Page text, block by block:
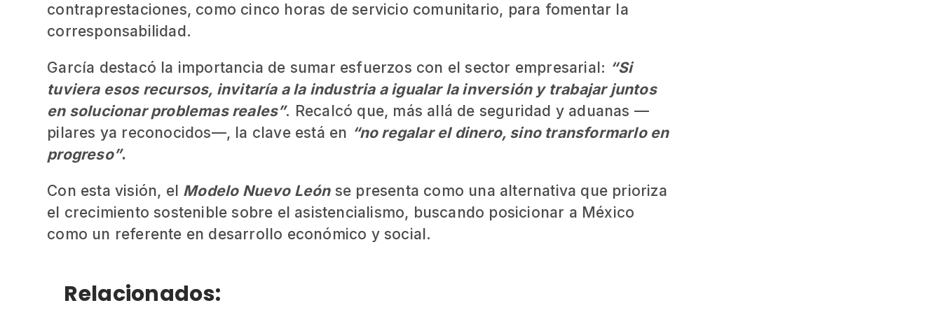
contraprestaciones, como cinco horas de servicio comunitario, para fomentar la
corresponsabilidad.
García destacó la importancia de sumar esfuerzos con el sector empresarial: “Si
tuviera esos recursos, invitaría a la industria a igualar la inversión y trabajar juntos
en solucionar problemas reales”. Recalcó que, más allá de seguridad y aduanas —
pilares ya reconocidos—, la clave está en “no regalar el dinero, sino transformarlo en
progreso”.
Con esta visión, el Modelo Nuevo Leónse presenta como una alternativa que prioriza
el crecimiento sostenible sobre el asistencialismo, buscando posicionar a México
como un referente en desarrollo económico y social.
Relacionados: